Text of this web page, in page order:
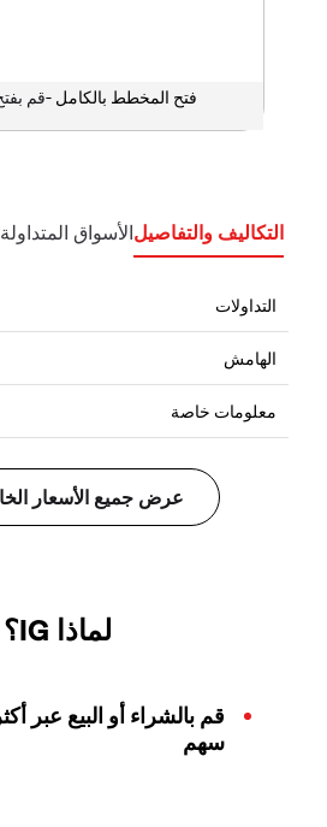
فتح المخطط بالكامل -
التكاليف والتفاصيلالأسواق المتداولة
لماذا IG؟
سهم